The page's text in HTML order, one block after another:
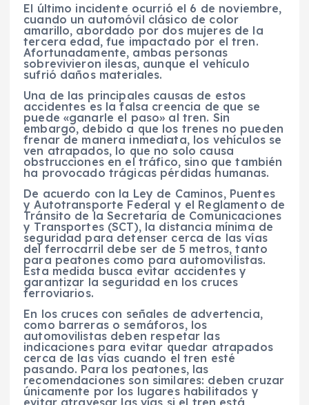
El último incidente ocurrió el 6 de noviembre,
cuando un automóvil clásico de color
amarillo, abordado por dos mujeres de la
tercera edad, fue impactado por el tren.
Afortunadamente, ambas personas
sobrevivieron ilesas, aunque el vehículo
sufrió daños materiales.
Una de las principales causas de estos
accidentes es la falsa creencia de que se
puede «ganarle el paso» al tren. Sin
embargo, debido a que los trenes no pueden
frenar de manera inmediata, los vehículos se
ven atrapados, lo que no solo causa
obstrucciones en el tráfico, sino que también
ha provocado trágicas pérdidas humanas.
De acuerdo con la Ley de Caminos, Puentes
y Autotransporte Federal y el Reglamento de
Tránsito de la Secretaría de Comunicaciones
y Transportes (SCT), la distancia mínima de
seguridad para detenser cerca de las vías
del ferrocarril debe ser de 5 metros, tanto
para peatones como para automovilistas.
Esta medida busca evitar accidentes y
garantizar la seguridad en los cruces
ferroviarios.
En los cruces con señales de advertencia,
como barreras o semáforos, los
automovilistas deben respetar las
indicaciones para evitar quedar atrapados
cerca de las vías cuando el tren esté
pasando. Para los peatones, las
recomendaciones son similares: deben cruzar
únicamente por los lugares habilitados y